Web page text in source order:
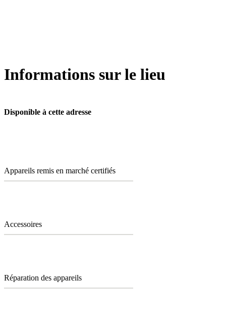
Informations sur le lieu
Disponible à cette adresse
Appareils remis en marché certifiés
Accessoires
Réparation des appareils